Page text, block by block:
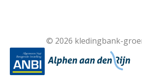
© 2026 kledingbank-